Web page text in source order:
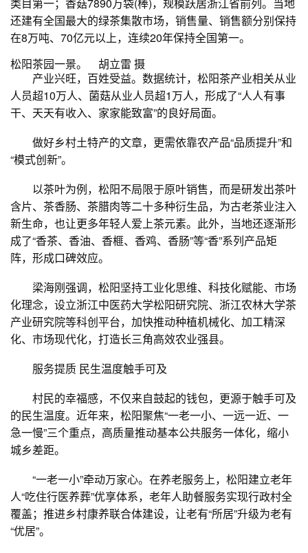
还建有全国最大的绿茶集散市场，销售量、销售额分别保持
在8万吨、70亿元以上，连续20年保持全国第一。
松阳茶园一景。 胡立雷 摄
产业兴旺，百姓受益。数据统计，松阳茶产业相关从业
人员超10万人、菌菇从业人员超1万人，形成了“人人有事
干、天天有收入、家家能致富”的良好局面。
做好乡村土特产的文章，更需依靠农产品“品质提升”和
“模式创新”。
以茶叶为例，松阳不局限于原叶销售，而是研发出茶叶
含片、茶香肠、茶腊肉等二十多种衍生品，为古老茶业注入
新生命，也让更多年轻人爱上茶元素。此外，当地还逐渐形
成了“香茶、香油、香榧、香鸡、香肠”等“香”系列产品矩
阵，形成口碑效应。
梁海刚强调，松阳坚持工业化思维、科技化赋能、市场
化理念，设立浙江中医药大学松阳研究院、浙江农林大学茶
产业研究院等科创平台，加快推动种植机械化、加工精深
化、市场现代化，打造长三角高效农业强县。
服务提质 民生温度触手可及
村民的幸福感，不仅来自鼓起的钱包，更源于触手可及
的民生温度。近年来，松阳聚焦“一老一小、一远一近、一
急一慢”三个重点，高质量推动基本公共服务一体化，缩小
城乡差距。
“一老一小”牵动万家心。在养老服务上，松阳建立老年
人“吃住行医养葬”优享体系，老年人助餐服务实现行政村全
覆盖；推进乡村康养联合体建设，让老有“所居”升级为老有
“优居”。